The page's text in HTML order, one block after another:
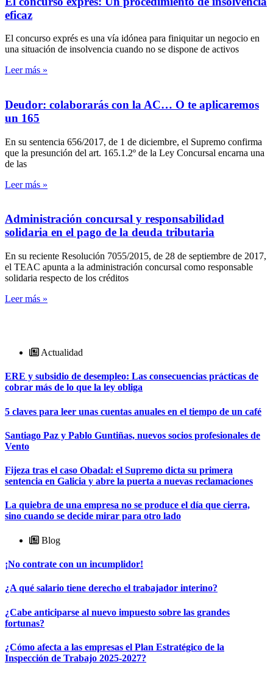
eficaz
El concurso exprés es una vía idónea para finiquitar un negocio en
una situación de insolvencia cuando no se dispone de activos
Leer más »
Deudor: colaborarás con la AC… O te aplicaremos
un 165
En su sentencia 656/2017, de 1 de diciembre, el Supremo confirma
que la presunción del art. 165.1.2º de la Ley Concursal encarna una
de las
Leer más »
Administración concursal y responsabilidad
solidaria en el pago de la deuda tributaria
En su reciente Resolución 7055/2015, de 28 de septiembre de 2017,
el TEAC apunta a la administración concursal como responsable
solidaria respecto de los créditos
Leer más »
Actualidad
ERE y subsidio de desempleo: Las consecuencias prácticas de
cobrar más de lo que la ley obliga
5 claves para leer unas cuentas anuales en el tiempo de un café
Santiago Paz y Pablo Guntiñas, nuevos socios profesionales de
Vento
Fijeza tras el caso Obadal: el Supremo dicta su primera
sentencia en Galicia y abre la puerta a nuevas reclamaciones
La quiebra de una empresa no se produce el día que cierra,
sino cuando se decide mirar para otro lado
Blog
¡No contrate con un incumplidor!
¿A qué salario tiene derecho el trabajador interino?
¿Cabe anticiparse al nuevo impuesto sobre las grandes
fortunas?
¿Cómo afecta a las empresas el Plan Estratégico de la
Inspección de Trabajo 2025-2027?